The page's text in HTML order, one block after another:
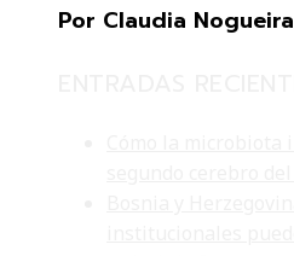
Por Claudia Nogueira